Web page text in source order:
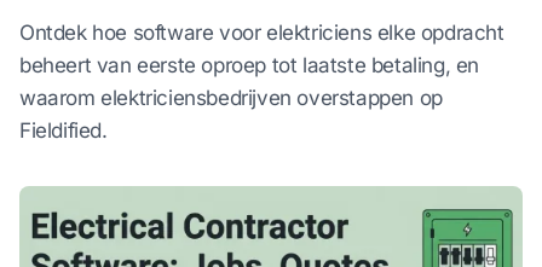
Ontdek hoe software voor elektriciens elke opdracht
beheert van eerste oproep tot laatste betaling, en
waarom elektriciensbedrijven overstappen op
Fieldified.